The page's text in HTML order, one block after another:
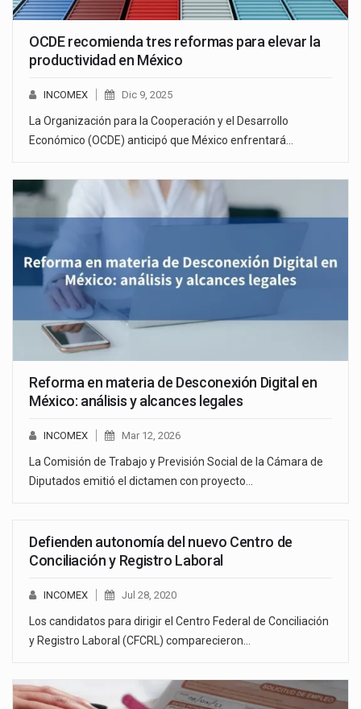
OCDE recomienda tres reformas para elevar la
productividad en México
INCOMEX Dic 9, 2025
La Organización para la Cooperación y el Desarrollo
Económico (OCDE) anticipó que México enfrentará…
Reforma en materia de Desconexión Digital en
México: análisis y alcances legales
INCOMEX Mar 12, 2026
La Comisión de Trabajo y Previsión Social de la Cámara de
Diputados emitió el dictamen con proyecto…
Defienden autonomía del nuevo Centro de
Conciliación y Registro Laboral
INCOMEX Jul 28, 2020
Los candidatos para dirigir el Centro Federal de Conciliación
y Registro Laboral (CFCRL) comparecieron…